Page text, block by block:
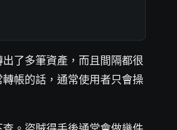
了多筆資產，而且間隔都很
帳的話，通常使用者只會操